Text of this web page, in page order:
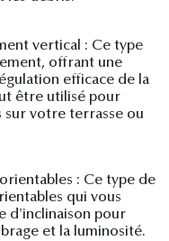
vertical : Ce type
offrant une
efficace de la
être utilisé pour
sur votre terrasse ou
: Ce type de
qui vous
d'inclinaison pour
et la luminosité.